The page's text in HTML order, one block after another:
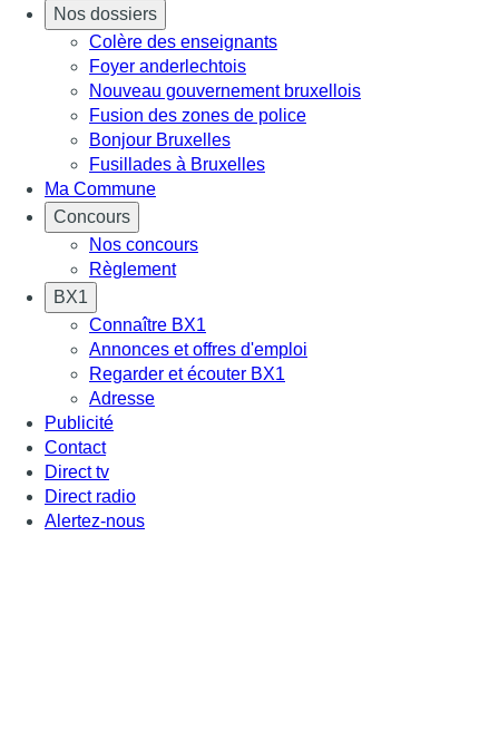
Nos dossiers
Colère des enseignants
Foyer anderlechtois
Nouveau gouvernement bruxellois
Fusion des zones de police
Bonjour Bruxelles
Fusillades à Bruxelles
Ma Commune
Concours
Nos concours
Règlement
BX1
Connaître BX1
Annonces et offres d'emploi
Regarder et écouter BX1
Adresse
Publicité
Contact
Direct tv
Direct radio
Alertez-nous